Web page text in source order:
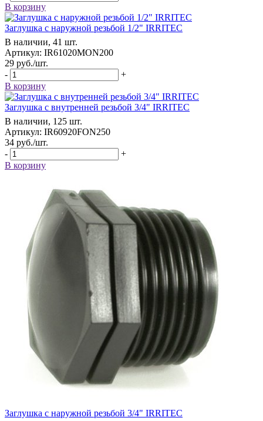
В корзину
Заглушка с наружной резьбой 1/2" IRRITEC
В наличии, 41 шт.
Артикул: IR61020MON200
29 руб./шт.
-
+
В корзину
Заглушка с внутренней резьбой 3/4" IRRITEC
В наличии, 125 шт.
Артикул: IR60920FON250
34 руб./шт.
-
+
В корзину
Заглушка с наружной резьбой 3/4" IRRITEC